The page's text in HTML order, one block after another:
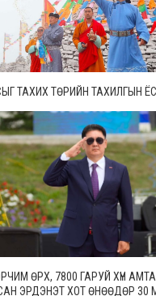
ТАХИХ ТӨРИЙН ТАХИЛГЫН
ӨРХ, 7800 ГАРУЙ ХҮН
ЭРДЭНЭТ ХОТ ӨНӨӨДӨР 30